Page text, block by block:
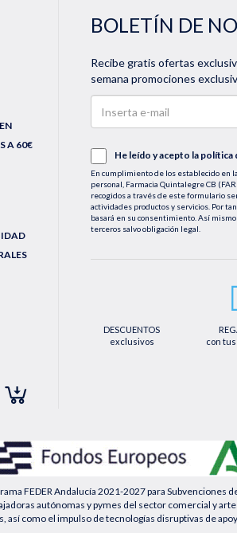
A 60€
BOLETÍN DE
Recibe gratis ofertas
semana promociones
He leído y acepto la política
En cumplimiento de los establecido en
personal, Farmacia Quintalegre CB
recogidos a través de este formulario
actividades productos y servicios. Por
basará en su consentimiento. Así
terceros salvo obligación legal.
le asisten a través de la dirección de
DESCUENTOS
exclusivos
con
FEDER Andalucía 2021-2027 para
autónomas y pymes del sector comercial y
como el impulso de tecnologías disruptivas de